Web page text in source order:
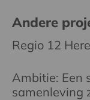
Andere
Regio 12
Ambitie: Een
samenleving